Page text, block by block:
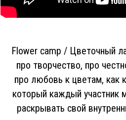
Flower camp / Цветочный
про творчество, про
про любовь к цветам, как
который каждый участник
раскрывать свой